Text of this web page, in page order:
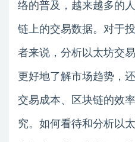
络的普及，越来越多的
链上的交易数据。对于
者来说，分析以太坊交
更好地了解市场趋势，
交易成本、区块链的效
究。如何看待和分析以